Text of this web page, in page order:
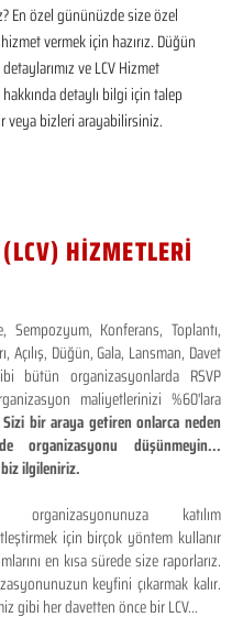
En özel gününüzde size özel
vermek için hazırız. Düğün
ve LCV Hizmet
detaylı bilgi için talep
veya bizleri arayabilirsiniz.
HİZMETLERİ
Sempozyum, Konferans, Toplantı,
Açılış, Düğün, Gala, Lansman, Davet
bütün organizasyonlarda RSVP
maliyetlerinizi %60'lara
Sizi bir araya getiren onlarca neden
organizasyonu düşünmeyin...
biz ilgileniriz.
organizasyonunuza katılım
için birçok yöntem kullanır
en kısa sürede size raporlarız.
keyfini çıkarmak kalır.
gibi her davetten önce bir LCV...